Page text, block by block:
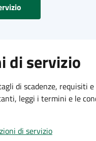
di servizio
di scadenze, requisiti
leggi i termini e le
di servizio